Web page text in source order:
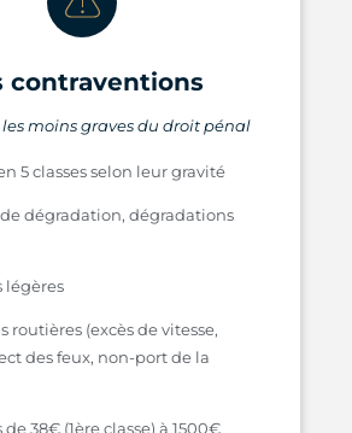
contraventions
moins graves du droit pénal
5 classes selon leur gravité
dégradation, dégradations
légères
routières (excès de vitesse,
des feux, non-port de la
38€ (1ère classe) à 1500€